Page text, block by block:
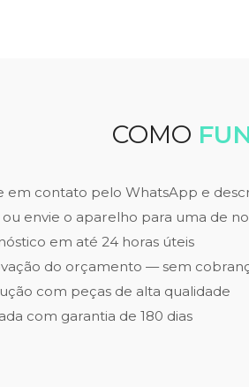
COMO
em contato pelo WhatsApp e
ou envie o aparelho para uma de
em até 24 horas úteis
do orçamento — sem
com peças de alta qualidade
com garantia de 180 dias